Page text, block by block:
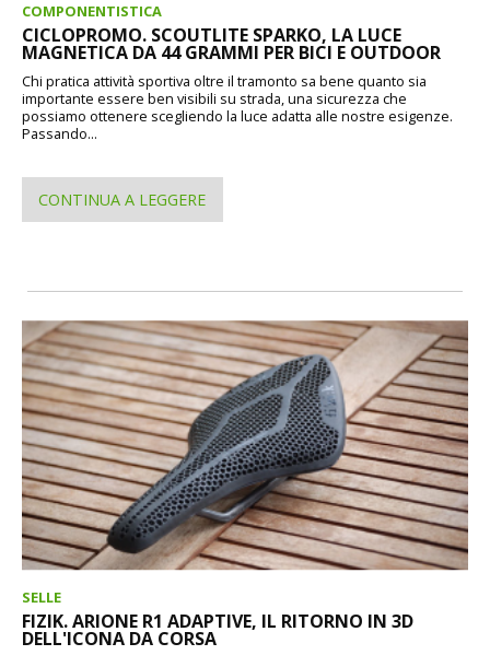
COMPONENTISTICA
CICLOPROMO. SCOUTLITE SPARKO, LA LUCE
MAGNETICA DA 44 GRAMMI PER BICI E OUTDOOR
Chi pratica attività sportiva oltre il tramonto sa bene quanto sia
importante essere ben visibili su strada, una sicurezza che
possiamo ottenere scegliendo la luce adatta alle nostre esigenze.
Passando...
CONTINUA A LEGGERE
SELLE
FIZIK. ARIONE R1 ADAPTIVE, IL RITORNO IN 3D
DELL'ICONA DA CORSA